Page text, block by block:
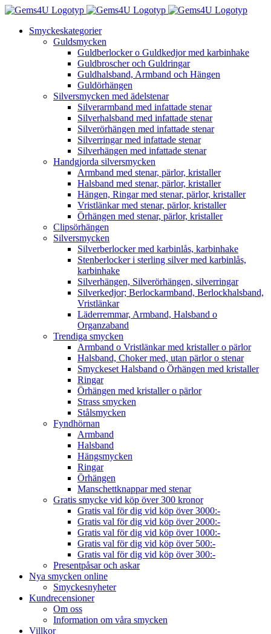
Fortsätt
innehålletSmyckeskategorier
Guldsmycken
Guldberlocker o Guldkedjor med karbinhake
Guldbroscher och Guldringar
Guldhalsband, Armband och Hängen
Guldörhängen
Silversmycken med ädelstenar
Silverarmband med infattade stenar
Silverhalsband med infattade stenar
Silverörhängen med infattade stenar
Silverringar med infattade stenar
Silverhängen med infattade stenar
Handgjorda silversmycken
Armband med stenar, pärlor, kristaller
Halsband med stenar, pärlor, kristaller
Hängen, Ringar med stenar, pärlor, kristaller
Vristlänkar med stenar, pärlor, kristaller
Örhängen med stenar, pärlor, kristaller
Clipsörhängen
Silversmycken
Silverberlocker med karbinlås, karbinhake
Stenberlocker i sterling silver med karbinlås,
karbinhake
Silverhängen, Silverörhängen, silverringar
Silverkedjor; Berlockarmband, Berlockhalsband,
Vristlänkar
Läderremmar, Armband, Halsband o
Organzaband
Trendiga smycken
Armband o Vristlänkar med kristaller o pärlor
Halsband, Choker med, utan pärlor o stenar
Smyckeset Halsband o Örhängen med kristaller
Ringar
Örhängen med kristaller o pärlor
Strass smycken
Stålsmycken
Fyndhörnan
Armband
Halsband
Hängsmycken
Ringar
Örhängen
Manschettknappar med stenar
Gratis smycke vid köp över 300 kronor
Gratis val för dig vid köp över 3000:-
Gratis val för dig vid köp över 2000:-
Gratis val för dig vid köp över 1000:-
Gratis val för dig vid köp över 500:-
Gratis val för dig vid köp över 300:-
Presentpåsar och askar
Nya smycken online
Smyckesnyheter
Kundrecensioner
Om oss
Information om våra smycken
Villkor